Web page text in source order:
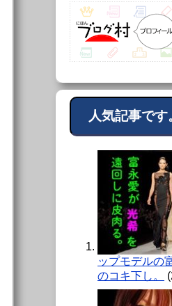
人気記事で
ップモデルの
のコキ下し。